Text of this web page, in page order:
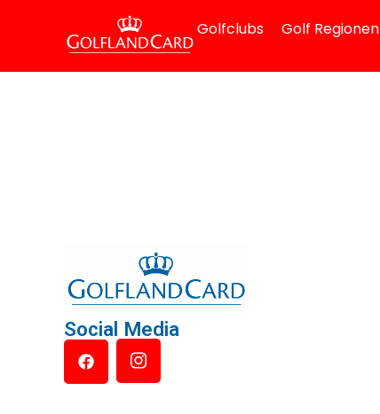
Golfclubs Golf Regionen
Social Media